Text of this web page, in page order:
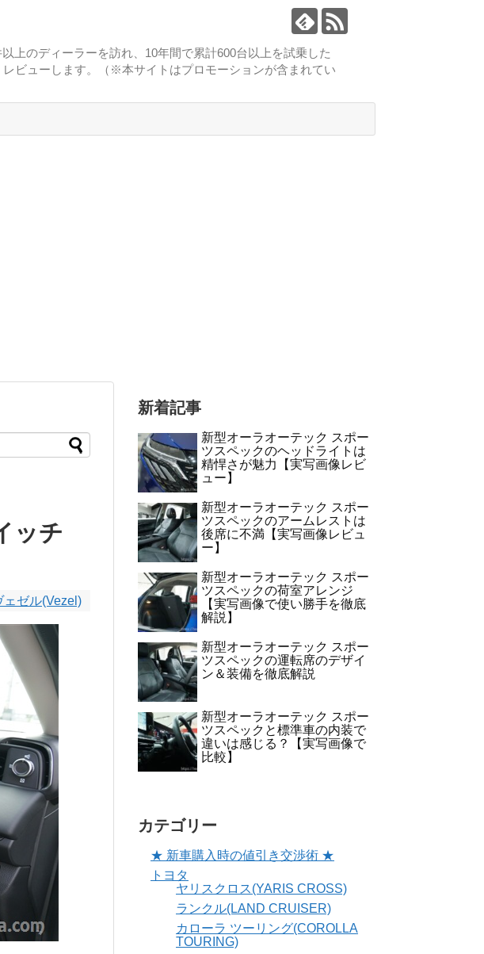
上のディーラーを訪れ、10年間で累計600台以上を試乗した
ビューします。（※本サイトはプロモーションが含まれてい
ッチ
ェゼル(Vezel)
新着記事
新型オーラオーテック スポー
ツスペックのヘッドライトは
精悍さが魅力【実写画像レビ
ュー】
新型オーラオーテック スポー
ツスペックのアームレストは
後席に不満【実写画像レビュ
ー】
新型オーラオーテック スポー
ツスペックの荷室アレンジ
【実写画像で使い勝手を徹底
解説】
新型オーラオーテック スポー
ツスペックの運転席のデザイ
ン＆装備を徹底解説
新型オーラオーテック スポー
ツスペックと標準車の内装で
違いは感じる？【実写画像で
比較】
カテゴリー
★ 新車購入時の値引き交渉術 ★
トヨタ
ヤリスクロス(YARIS CROSS)
ランクル(LAND CRUISER)
カローラ ツーリング(COROLLA
TOURING)